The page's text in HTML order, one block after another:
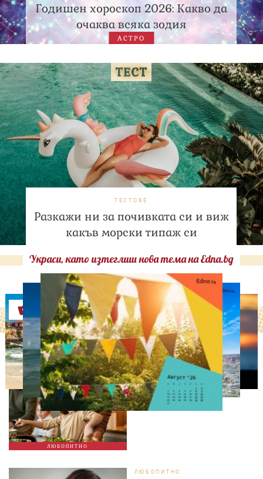
Годишен хороскоп 2026: Какво да
очаква всяка зодия
АСТРО
ТЕСТОВЕ
Разкажи ни за почивката си и виж
какъв морски типаж си
Украси, като изтеглиш нова тема на Edna.bg
Оферти
ЛЮБОПИТНО
ЛЮБОПИТНО
Тайната на добрата
вечеря не се крие в
сложната рецепта
ЛЮБОПИТНО